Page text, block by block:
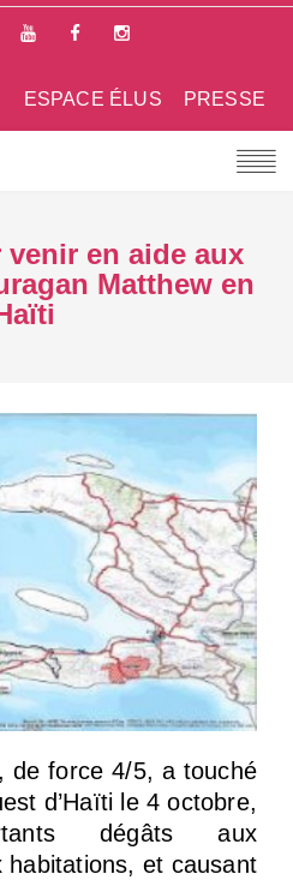
PRESSE
ESPACE ÉLUS
en aide aux
Matthew en
de force 4/5, a touché
d’Haïti le 4 octobre,
dégâts aux
et causant